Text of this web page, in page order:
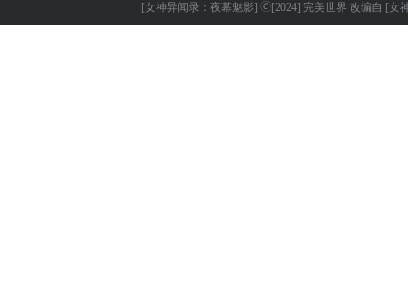
[女神异闻录：夜幕魅影] 🄫[2024] 完美世界 改编自 [女